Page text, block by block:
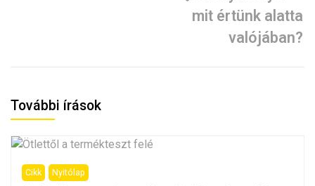
mit értünk alatta
valójában?
További írások
Cikk Nyitólap